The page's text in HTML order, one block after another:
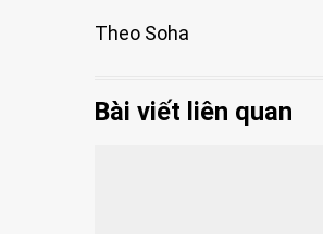
Theo Soha
Bài viết liên quan